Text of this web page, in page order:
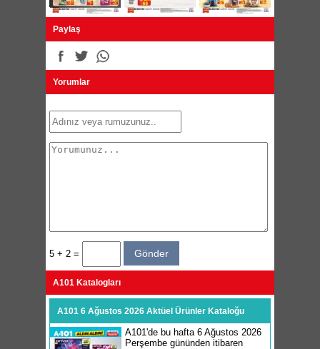
Paylaş
Yorumlar
5 + 2 =
A101 Katalogları
A101 6 Ağustos 2026 Aktüel Ürünler Kataloğu
A101'de bu hafta 6 Ağustos 2026
Perşembe gününden itibaren